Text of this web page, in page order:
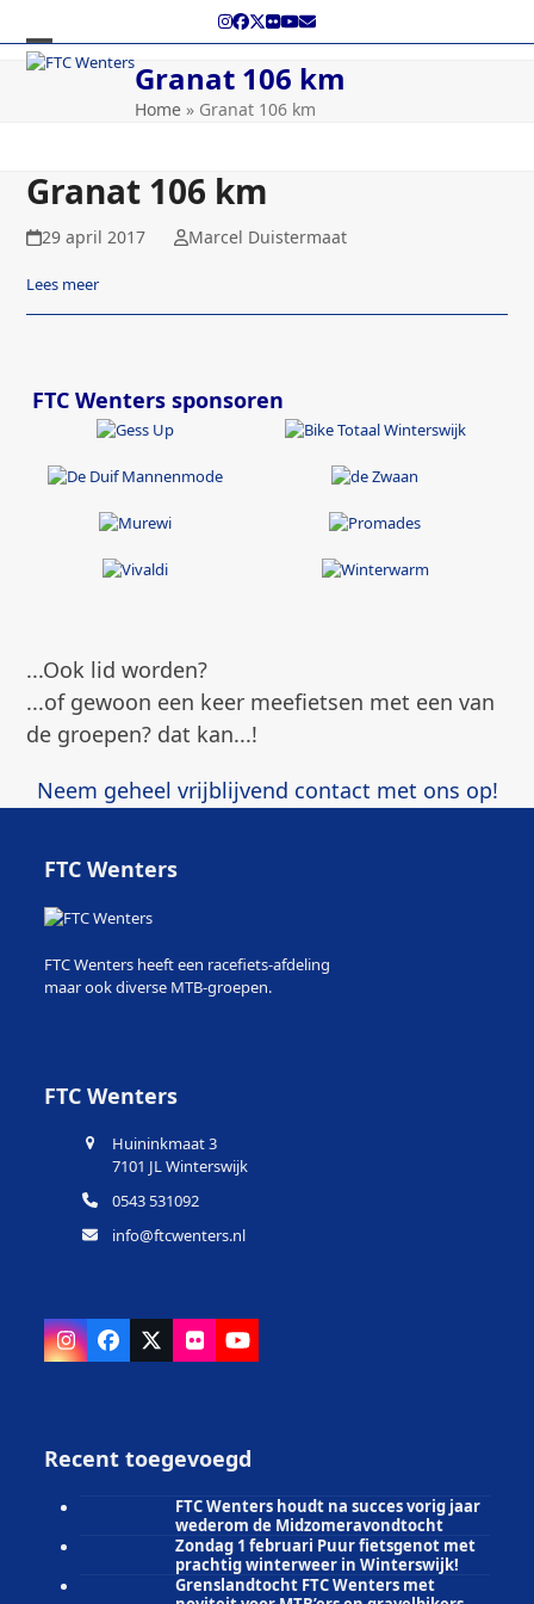
content
Instagram
Facebook
Twitter
Flickr
YouTube
E-
mail
Open
Close
Granat 106 km
Home » Granat 106 km
Granat 106 km
29 april 2017 Marcel Duistermaat
Lees meer
FTC Wenters sponsoren
...Ook lid worden?
...of gewoon een keer meefietsen met een van
de groepen? dat kan...!
Neem geheel vrijblijvend contact met ons op!
FTC Wenters
FTC Wenters heeft een racefiets-afdeling
maar ook diverse MTB-groepen.
FTC Wenters
Huininkmaat 3
7101 JL Winterswijk
0543 531092
info@ftcwenters.nl
Instagram
Facebook
X FlickrYouTube
Recent toegevoegd
FTC Wenters houdt na succes vorig jaar
wederom de Midzomeravondtocht
Zondag 1 februari Puur fietsgenot met
prachtig winterweer in Winterswijk!
Grenslandtocht FTC Wenters met